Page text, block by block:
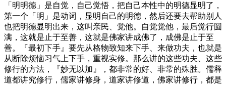
「明明德」是自觉，自己觉悟，把自己本性中的明德显明了，
第一个「明」是动词，显明自己的明德，然后还要去帮助别人
也把明德显明出来，这叫亲民、觉他。自觉觉他，最后觉行圆
满，这就是止于至善，这就是佛家讲成佛了，成佛是止于至
善。『最初下手』要先从格物致知来下手、来做功夫，也就是
从断除烦恼习气上下手，重视实修。那么讲的这些功夫、这些
修行的方法，『妙无以加』，都非常的好、非常的殊胜。儒释
道都讲究修行，儒家讲修身，道家讲修道，佛家讲修行，都是